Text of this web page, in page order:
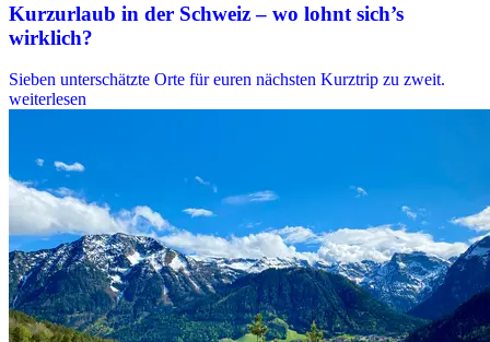
Kurzurlaub in der Schweiz – wo lohnt sich’s
wirklich?
Sieben unterschätzte Orte für euren nächsten Kurztrip zu zweit.
weiterlesen